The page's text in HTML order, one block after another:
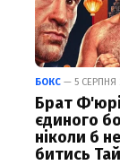
БОКС — 5 СЕРПНЯ
Брат
єдиного
ніколи б
битись